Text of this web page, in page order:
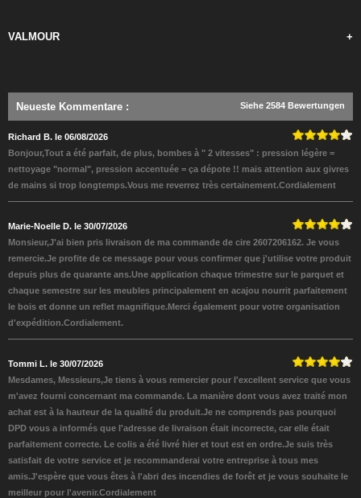
VALMOUR +
Neueste Kommentare : Siehe 2584 Bewertungen
Richard B. le 06/08/2026
Bonjour,Tout a été parfait, de plus, bombes à " 2 vitesses" : pression légère =
nettoyage "normal", pression accentuée = ça dépote !! mais attention aux givres
de mains si trop longtemps.Vous me reverrez très certainement.Cordialement
Marie-Noelle D. le 30/07/2026
Monsieur,J'ai bien pris livraison de ma commande de cire 2607206162. Je vous
remercie.Je profite de ce message pour vous confirmer que j'utilise votre produit
depuis plus de quarante ans.Une application chaque trimestre sur le parquet et
chaque semestre sur les meubles principalement en acajou nourrit parfaitement
le bois et donne un reflet magnifique.Merci également pour votre organisation
d'expédition.Cordialement.
Tommi L. le 30/07/2026
Mesdames, Messieurs,Je tiens à vous remercier pour l'excellent service que vous
m'avez fourni concernant ma commande. La manière dont vous avez traité mon
achat est à la hauteur de la qualité du produit.Je ne comprends pas pourquoi
DPD vous a informés que l'adresse de livraison était incorrecte, car elle était
parfaitement correcte. Le colis a été livré hier et tout est en ordre.Je suis très
satisfait de votre service et je recommanderai votre entreprise à tous mes
amis.J'espère que vous êtes à l'abri des incendies de forêt et je vous souhaite le
meilleur pour l'avenir.Cordialement